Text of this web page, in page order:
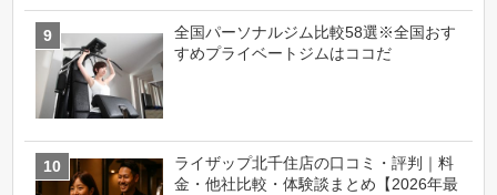
全国パーソナルジム比較58選※全国おす
すめプライベートジムはココだ
ライザップ北千住店の口コミ・評判｜料
金・他社比較・体験談まとめ【2026年最